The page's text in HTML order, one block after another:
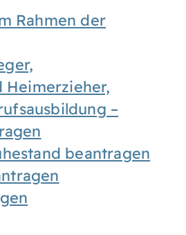
Rahmen der
Heimerzieher,
–
beantragen